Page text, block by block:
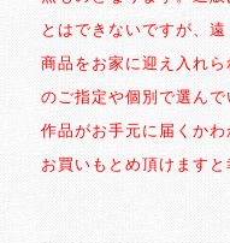
とはできないですが、
商品をお家に迎え入れ
のご指定や個別で選ん
作品がお手元に届くか
お買いもとめ頂けますと